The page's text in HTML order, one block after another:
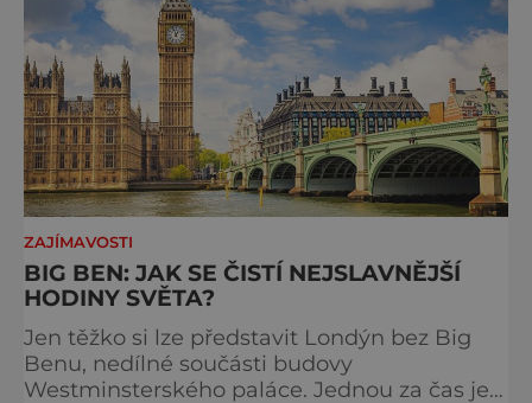
ZAJÍMAVOSTI
BIG BEN: JAK SE ČISTÍ NEJSLAVNĚJŠÍ
HODINY SVĚTA?
Jen těžko si lze představit Londýn bez Big
Benu, nedílné součásti budovy
Westminsterského paláce. Jednou za čas je